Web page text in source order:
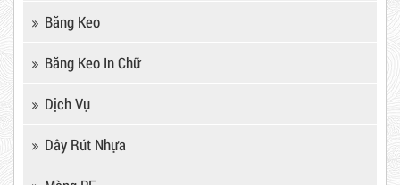
Băng Keo
Băng Keo In Chữ
Dịch Vụ
Dây Rút Nhựa